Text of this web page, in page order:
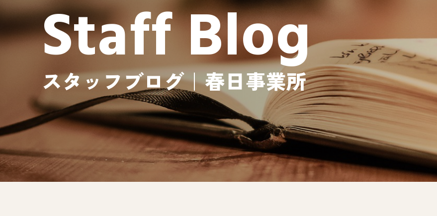
Staff Blog
スタッフブログ｜春日事業所